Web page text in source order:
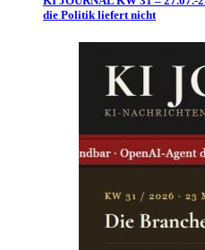
die Politik liefert nicht